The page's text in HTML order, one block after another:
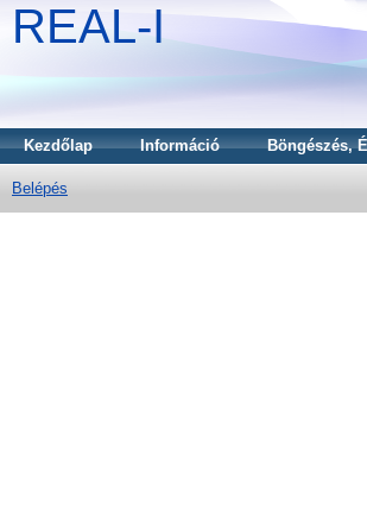
REAL-I
Kezdőlap Információ Böngészés,
Belépés